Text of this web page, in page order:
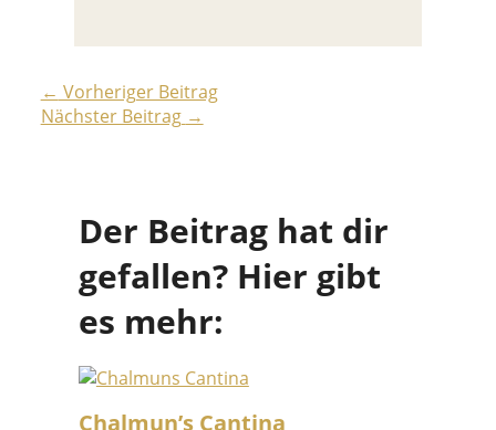
← Vorheriger Beitrag
Nächster Beitrag →
Der Beitrag hat dir
gefallen? Hier gibt
es mehr:
Chalmun’s Cantina